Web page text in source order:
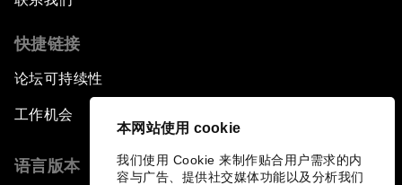
本网站使用 cookie
我们使用 Cookie 来制作贴合用户需求的内
容与广告、提供社交媒体功能以及分析我们
快捷链接
论坛可持续性
工作机会
语言版本